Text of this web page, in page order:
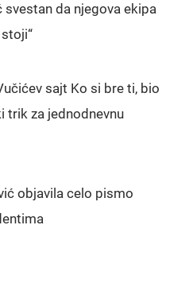
svestan da njegova ekipa
sajt Ko si bre ti, bio
trik za jednodnevnu
objavila celo pismo